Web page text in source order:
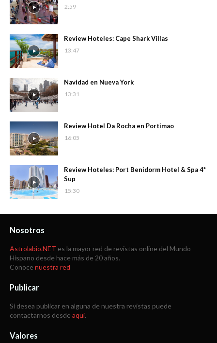
2:59
Review Hoteles: Cape Shark Villas
13:47
Navidad en Nueva York
13:31
Review Hotel Da Rocha en Portimao
16:05
Review Hoteles: Port Benidorm Hotel & Spa 4*
Sup
15:30
Nosotros
Astrolabio.NET es la mayor red de revistas online del Mundo
Hispano desde hace más de 20 años.
Conoce nuestra red
Publicar
Si desea publicar en alguna de nuestra revistas puede
contactarnos desde aquí.
Valores